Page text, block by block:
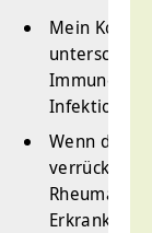
Mein
Infektiologie
Wenn das
verrückt